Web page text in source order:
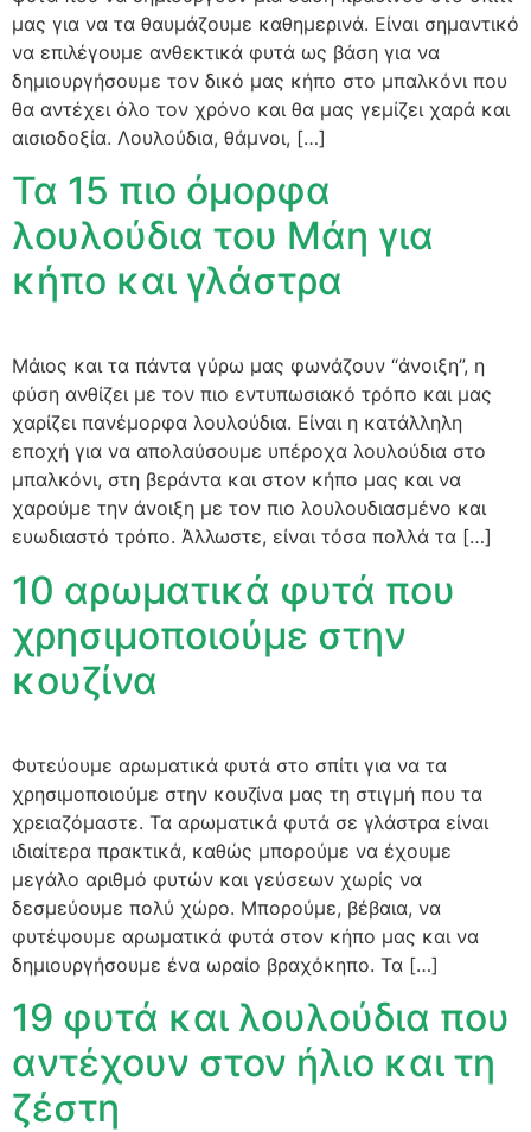
μας για να τα θαυμάζουμε καθημερινά. Είναι σημαντικό
να επιλέγουμε ανθεκτικά φυτά ως βάση για να
δημιουργήσουμε τον δικό μας κήπο στο μπαλκόνι που
θα αντέχει όλο τον χρόνο και θα μας γεμίζει χαρά και
αισιοδοξία. Λουλούδια, θάμνοι, […]
Τα 15 πιο όμορφα
λουλούδια του Μάη για
κήπο και γλάστρα
Μάιος και τα πάντα γύρω μας φωνάζουν “άνοιξη”, η
φύση ανθίζει με τον πιο εντυπωσιακό τρόπο και μας
χαρίζει πανέμορφα λουλούδια. Είναι η κατάλληλη
εποχή για να απολαύσουμε υπέροχα λουλούδια στο
μπαλκόνι, στη βεράντα και στον κήπο μας και να
χαρούμε την άνοιξη με τον πιο λουλουδιασμένο και
ευωδιαστό τρόπο. Άλλωστε, είναι τόσα πολλά τα […]
10 αρωματικά φυτά που
χρησιμοποιούμε στην
κουζίνα
Φυτεύουμε αρωματικά φυτά στο σπίτι για να τα
χρησιμοποιούμε στην κουζίνα μας τη στιγμή που τα
χρειαζόμαστε. Τα αρωματικά φυτά σε γλάστρα είναι
ιδιαίτερα πρακτικά, καθώς μπορούμε να έχουμε
μεγάλο αριθμό φυτών και γεύσεων χωρίς να
δεσμεύουμε πολύ χώρο. Μπορούμε, βέβαια, να
φυτέψουμε αρωματικά φυτά στον κήπο μας και να
δημιουργήσουμε ένα ωραίο βραχόκηπο. Τα […]
19 φυτά και λουλούδια που
αντέχουν στον ήλιο και τη
ζέστη